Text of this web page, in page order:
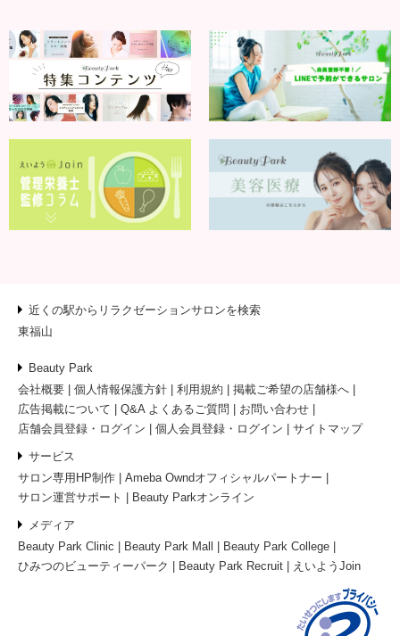
近くの駅からリラクゼーションサロンを検索
東福山
Beauty Park
会社概要
個人情報保護方針 利用規約
掲載ご希望の店舗様へ
広告掲載について
Q&A よくあるご質問
お問い合わせ
店舗会員登録・ログイン
個人会員登録・ログイン サイトマップ
サービス
サロン専用HP制作
Ameba Owndオフィシャルパートナー
サロン運営サポート
Beauty Parkオンライン
メディア
Beauty Park Clinic
Beauty Park Mall
Beauty Park College
ひみつのビューティーパーク
Beauty Park Recruit えいようJoin